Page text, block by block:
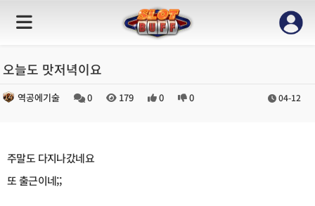
오늘도 맛저녁이요
역공에기술 0 179 0 0 04-12
주말도 다지나갔네요
또 출근이네;;